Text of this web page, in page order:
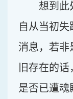
想到此
自从当初
消息，若非
旧存在的
是否已遭魂